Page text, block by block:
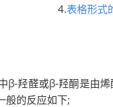
4.表格形式
β-羟醛或β-羟酮是由
般的反应如下;